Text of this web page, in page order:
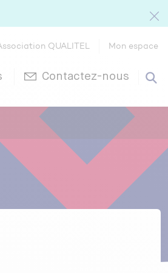
QUALITEL Mon espace
Contactez-nous